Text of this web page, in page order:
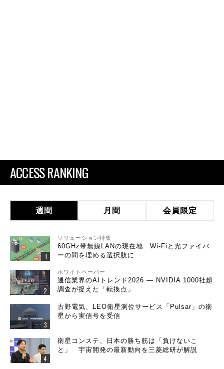
ACCESS RANKING
週間 月間 会員限定
ソリューション特集
60GHz帯無線LANの現在地 Wi-Fiと光ファイバ
ーの間を埋める選択肢に
ホワイトペーパー
通信業界のAIトレンド2026 ― NVIDIA 1000社超
調査が捉えた「転換点」
古野電気、LEO衛星測位サービス「Pulsar」の衛
星から実信号を受信
衛星コンステ、日本の勝ち筋は「負けないこ
と」 宇宙開発の最新動向を三菱総研が解説